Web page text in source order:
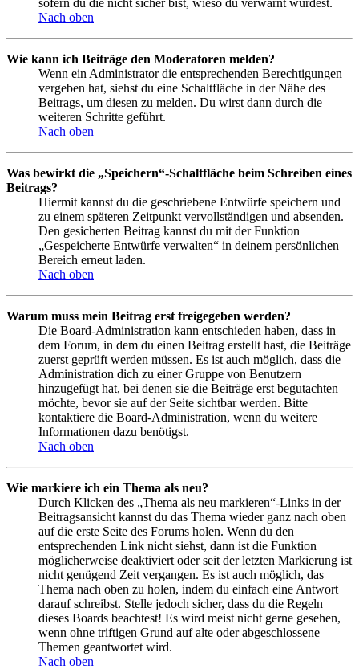
Nach oben
Wie kann ich Beiträge den Moderatoren melden?
Wenn ein Administrator die entsprechenden Berechtigungen
vergeben hat, siehst du eine Schaltfläche in der Nähe des
Beitrags, um diesen zu melden. Du wirst dann durch die
weiteren Schritte geführt.
Nach oben
Was bewirkt die „Speichern“-Schaltfläche beim Schreiben eines
Beitrags?
Hiermit kannst du die geschriebene Entwürfe speichern und
zu einem späteren Zeitpunkt vervollständigen und absenden.
Den gesicherten Beitrag kannst du mit der Funktion
„Gespeicherte Entwürfe verwalten“ in deinem persönlichen
Bereich erneut laden.
Nach oben
Warum muss mein Beitrag erst freigegeben werden?
Die Board-Administration kann entschieden haben, dass in
dem Forum, in dem du einen Beitrag erstellt hast, die Beiträge
zuerst geprüft werden müssen. Es ist auch möglich, dass die
Administration dich zu einer Gruppe von Benutzern
hinzugefügt hat, bei denen sie die Beiträge erst begutachten
möchte, bevor sie auf der Seite sichtbar werden. Bitte
kontaktiere die Board-Administration, wenn du weitere
Informationen dazu benötigst.
Nach oben
Wie markiere ich ein Thema als neu?
Durch Klicken des „Thema als neu markieren“-Links in der
Beitragsansicht kannst du das Thema wieder ganz nach oben
auf die erste Seite des Forums holen. Wenn du den
entsprechenden Link nicht siehst, dann ist die Funktion
möglicherweise deaktiviert oder seit der letzten Markierung ist
nicht genügend Zeit vergangen. Es ist auch möglich, das
Thema nach oben zu holen, indem du einfach eine Antwort
darauf schreibst. Stelle jedoch sicher, dass du die Regeln
dieses Boards beachtest! Es wird meist nicht gerne gesehen,
wenn ohne triftigen Grund auf alte oder abgeschlossene
Themen geantwortet wird.
Nach oben